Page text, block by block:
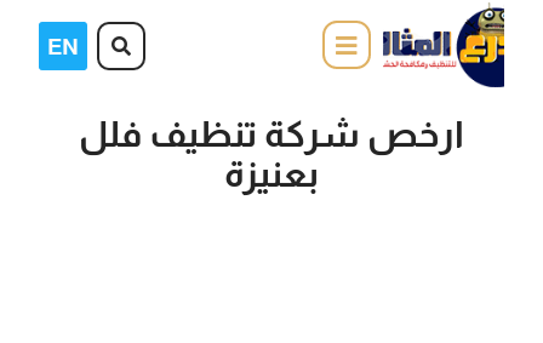
ارخص شركة تنظيف فلل
بعنيزة